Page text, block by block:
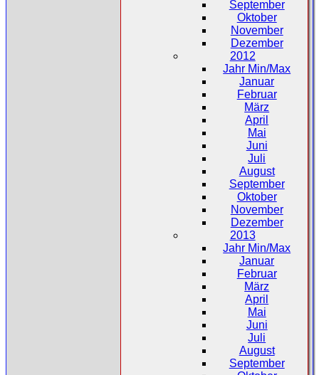
September
Oktober
November
Dezember
2012
Jahr Min/Max
Januar
Februar
März
April
Mai
Juni
Juli
August
September
Oktober
November
Dezember
2013
Jahr Min/Max
Januar
Februar
März
April
Mai
Juni
Juli
August
September